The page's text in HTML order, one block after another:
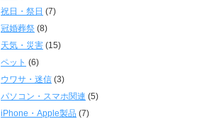
祝日・祭日 (7)
冠婚葬祭 (8)
天気・災害 (15)
ペット (6)
ウワサ・迷信 (3)
パソコン・スマホ関連 (5)
iPhone・Apple製品 (7)